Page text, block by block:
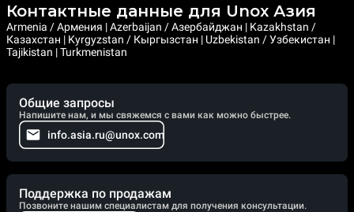
Контактные данные для Unox Азия
Armenia / Армения | Azerbaijan / Азербайджан | Kazakhstan /
Казахстан | Kyrgyzstan / Кыргызстан | Uzbekistan / Узбекистан |
Tajikistan | Turkmenistan
Общие запросы
Напишите нам, и мы свяжемся с вами как можно быстрее.
info.asia.ru@unox.com
Поддержка по продажам
Позвоните нашим специалистам для получения консультации.